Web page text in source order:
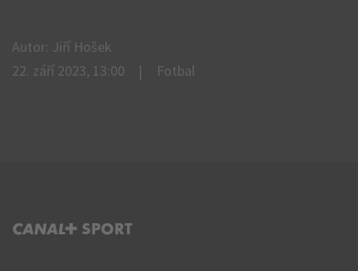
Autor: Jiří Hošek
22. září 2023, 13:00
Fotbal
C+ SPORT